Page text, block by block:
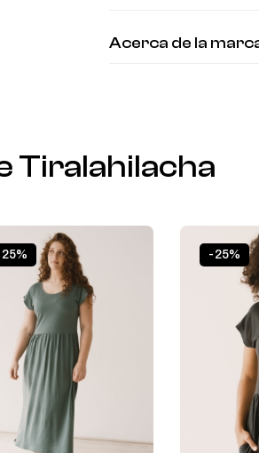
Acerca de la
Tiralahilacha
-25%